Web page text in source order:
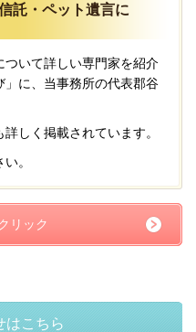
託・ペット遺言に
いて詳しい専門家を紹介
に、当事務所の代表郡谷
しく掲載されています。
。
リック
はこちら